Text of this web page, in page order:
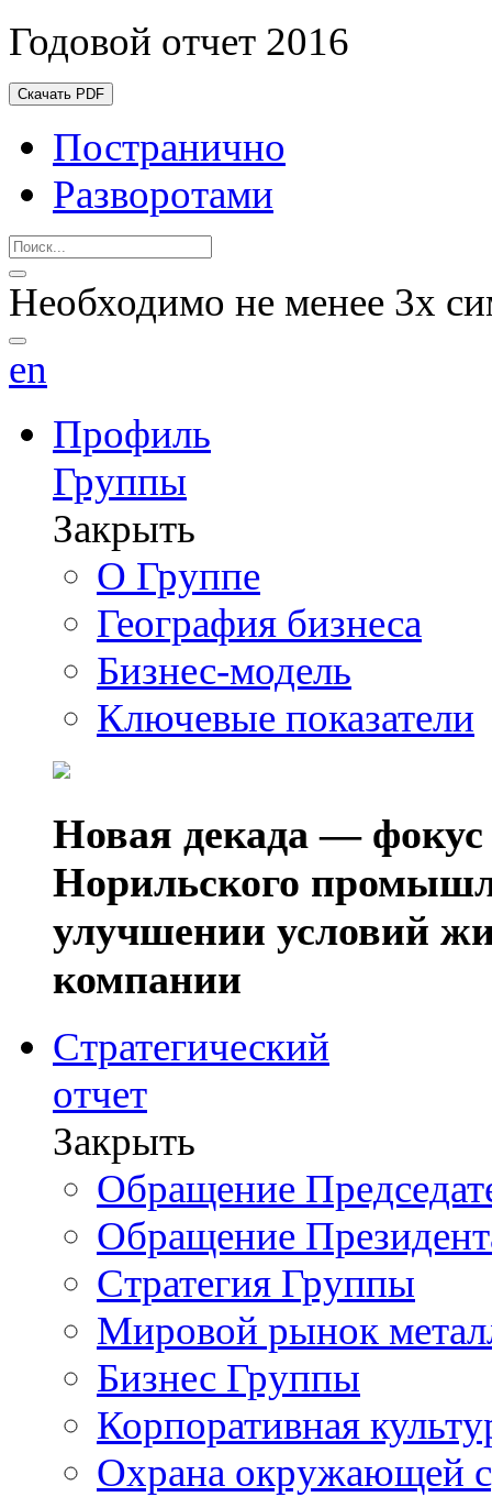
Годовой отчет 2016
Скачать PDF
Постранично
Разворотами
Необходимо не менее 3х
en
Профиль
Группы
Закрыть
О Группе
География бизнеса
Бизнес-модель
Ключевые показатели
Новая декада — фокус
Норильского
улучшении условий
компании
Стратегический
отчет
Закрыть
Обращение
Обращение
Стратегия Группы
Мировой рынок
Бизнес Группы
Корпоративная
Охрана окружающей